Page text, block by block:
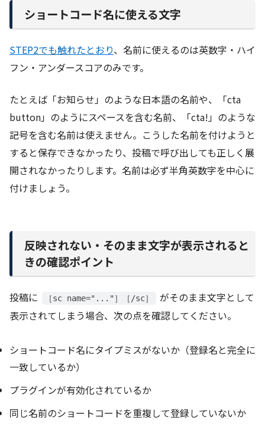
ショートコード名に使える文字
STEP2でも触れたとおり、名前に使えるのは英数字・ハイ
フン・アンダースコアのみです。
たとえば「お知らせ」のような日本語の名前や、「cta
button」のようにスペースを含む名前、「cta!」のような
記号を含む名前は使えません。こうした名前を付けようと
すると保存できなかったり、投稿で呼び出しても正しく展
開されなかったりします。名前は必ず半角英数字を中心に
付けましょう。
反映されない・そのまま文字が表示されると
きの確認ポイント
投稿に ［sc name="..."］［/sc］
がそのまま文字として
表示されてしまう場合、次の点を確認してください。
ショートコード名にタイプミスがないか（登録名と完全に
一致しているか）
プラグインが有効化されているか
同じ名前のショートコードを重複して登録していないか